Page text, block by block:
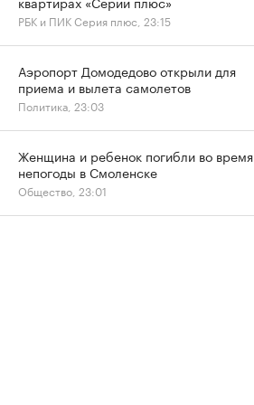
РБК и ПИК Серия плюс, 23:15
Аэропорт Домодедово открыли для
приема и вылета самолетов
Политика, 23:03
Женщина и ребенок погибли во время
непогоды в Смоленске
Общество, 23:01